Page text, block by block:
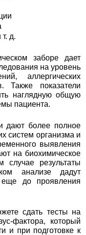
д.
заборе дает
на уровень
аллергических
Также показатели
наглядную общую
пациента.
дают более полное
систем организма и
выявления
на биохимическое
случае результаты
анализе дадут
еще до проявления
сдать тесты на
фактора, который
и при подготовке к